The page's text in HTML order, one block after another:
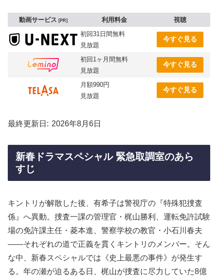
動画サービス PR 利用料金
視聴
初回31日間無料
見放題
今すぐ見る
初回1ヶ月間無料
見放題
今すぐ見る
月額990円
見放題
今すぐ見る
最終更新日 2026年8月6日
新春ドラマスペシャル 緊急取調室のあら
すじ
キントリが解散した後、有希子は警視庁の『特殊犯捜査
係』へ異動。捜査一課の管理官・梶山勝利、運転免許試験
場の免許課主任・菱本進、警察学校の教官・小石川春夫
――それぞれの道で正義を貫くキントリのメンバー。そん
な中、新春スペシャルでは《史上最悪の事件》が発生す
る。年の瀬が迫るある日、梶山が捜査に尽力していた8億